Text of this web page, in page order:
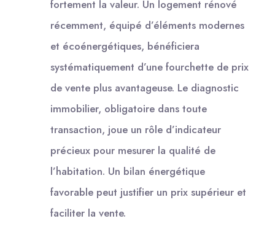
fortement la valeur. Un logement rénové
récemment, équipé d’éléments modernes
et écoénergétiques, bénéficiera
systématiquement d’une fourchette de prix
de vente plus avantageuse. Le diagnostic
immobilier, obligatoire dans toute
transaction, joue un rôle d’indicateur
précieux pour mesurer la qualité de
l’habitation. Un bilan énergétique
favorable peut justifier un prix supérieur et
faciliter la vente.